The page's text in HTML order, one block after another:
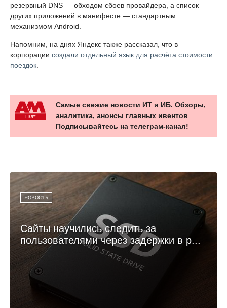
резервный DNS — обходом сбоев провайдера, а список
других приложений в манифесте — стандартным
механизмом Android.
Напомним, на днях Яндекс также рассказал, что в
корпорации создали отдельный язык для расчёта стоимости
поездок
Самые свежие новости ИТ и ИБ. Обзоры,
аналитика, анонсы главных ивентов
Подписывайтесь на телеграм-канал!
НОВОСТЬ
Сайты научились следить за
пользователями через задержки в р...